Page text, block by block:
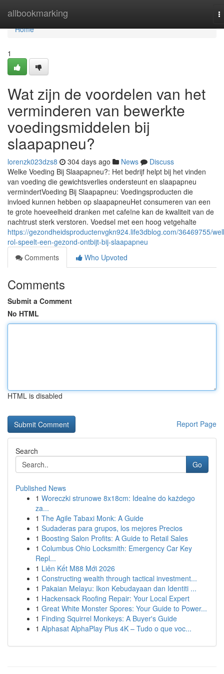
allbookmarking
Home
Home
1
Wat zijn de voordelen van het
verminderen van bewerkte
voedingsmiddelen bij
slaapapneu?
lorenzk023dzs8 304 days ago News
Discuss
Welke Voeding Bij Slaapapneu?: Het bedrijf helpt bij het vinden
van voeding die gewichtsverlies ondersteunt en slaapapneu
vermindertVoeding Bij Slaapapneu: Voedingsproducten die
invloed kunnen hebben op slaapapneuHet consumeren van een
te grote hoeveelheid dranken met cafeïne kan de kwaliteit van de
nachtrust sterk verstoren. Voedsel met een hoog vetgehalte
https://gezondheidsproductenvgkn924.life3dblog.com/36469755/
rol-speelt-een-gezond-ontbijt-bij-slaapapneu
Comments
Who Upvoted
Comments
Submit a Comment
No HTML
HTML is disabled
Report Page
Search
Go
Published News
1 Woreczki strunowe 8x18cm: Idealne do każdego
za...
1 The Agile Tabaxi Monk: A Guide
1 Sudaderas para grupos, los mejores Precios
1 Boosting Salon Profits: A Guide to Retail Sales
1 Columbus Ohio Locksmith: Emergency Car Key
Repl...
1 Liên Kết M88 Mới 2026
1 Constructing wealth through tactical investment...
1 Pakaian Melayu: Ikon Kebudayaan dan Identiti ...
1 Hackensack Roofing Repair: Your Local Expert
1 Great White Monster Spores: Your Guide to Power...
1 Finding Squirrel Monkeys: A Buyer's Guide
1 Alphasat AlphaPlay Plus 4K – Tudo o que voc...